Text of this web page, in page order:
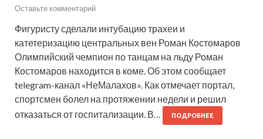
Оставьте комментарий
Фигуристу сделали интубацию трахеи и
катетеризацию центральных вен Роман Костомаров
Олимпийский чемпион по танцам на льду Роман
Костомаров находится в коме. Об этом сообщает
telegram-канал «НеМалахов». Как отмечает портал,
спортсмен болел на протяжении недели и решил
отказаться от госпитализации. В…
ПОДРОБНЕЕ